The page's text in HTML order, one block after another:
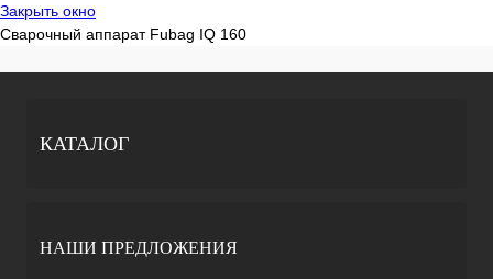
Закрыть окно
Сварочный аппарат Fubag IQ 160
КАТАЛОГ
НАШИ ПРЕДЛОЖЕНИЯ